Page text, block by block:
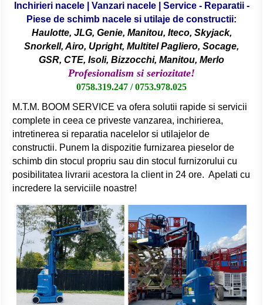
Inchirieri nacele | Vanzari nacele | Service - Reparatii -
Piese de schimb nacele si utilaje de constructii:
Haulotte, JLG, Genie, Manitou, Iteco, Skyjack,
Snorkell, Airo, Upright, Multitel Pagliero, Socage,
GSR, CTE, Isoli, Bizzocchi, Manitou, Merlo
Profesionalism si seriozitate!
0758.319.247 / 0753.978.025
M.T.M. BOOM SERVICE va ofera solutii rapide si servicii
complete in ceea ce priveste vanzarea, inchirierea,
intretinerea si reparatia nacelelor si utilajelor de
constructii. Punem la dispozitie furnizarea pieselor de
schimb din stocul propriu sau din stocul furnizorului cu
posibilitatea livrarii acestora la client in 24 ore. Apelati cu
incredere la serviciile noastre!